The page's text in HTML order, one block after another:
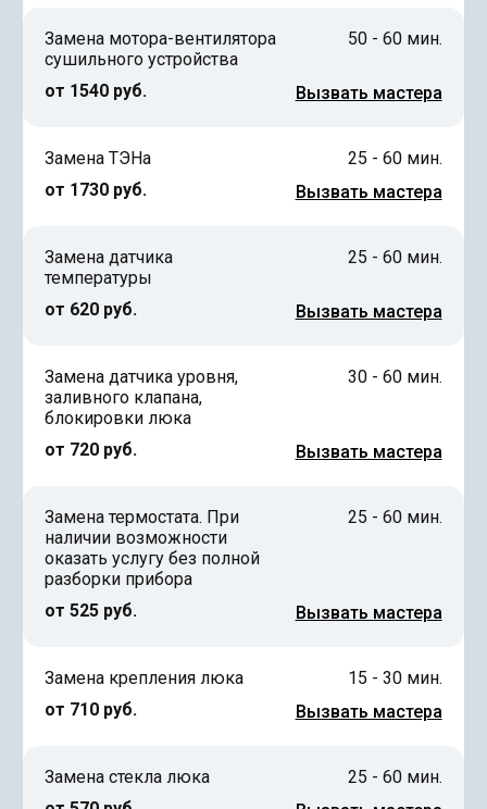
Замена мотора-вентилятора
сушильного устройства
от 1540 руб.
50 - 60 мин.
Вызвать мастера
Замена ТЭНа
от 1730 руб.
25 - 60 мин.
Вызвать мастера
Замена датчика
температуры
от 620 руб.
25 - 60 мин.
Вызвать мастера
Замена датчика уровня,
заливного клапана,
блокировки люка
от 720 руб.
30 - 60 мин.
Вызвать мастера
Замена термостата. При
наличии возможности
оказать услугу без полной
разборки прибора
от 525 руб.
25 - 60 мин.
Вызвать мастера
Замена крепления люка
от 710 руб.
15 - 30 мин.
Вызвать мастера
Замена стекла люка
25 - 60 мин.